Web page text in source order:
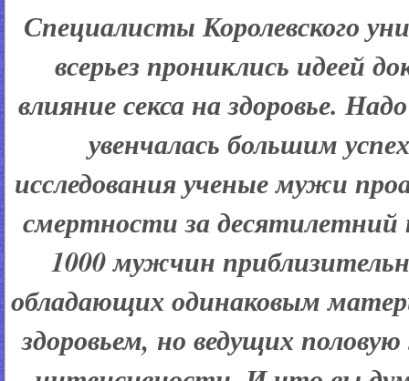
Специалисты Королевского
всерьез прониклись идеей
влияние секса на здоровье.
увенчалась большим
исследования ученые мужи
смертности за десятилетний
1000 мужчин
обладающих одинаковым
здоровьем, но ведущих